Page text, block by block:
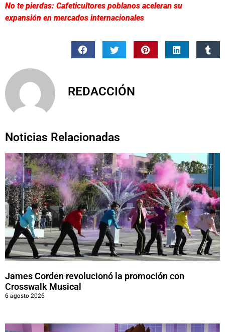
No te pierdas: Cafeticultores poblanos aceleran su
expansión en mercados internacionales
REDACCIÓN
Noticias Relacionadas
James Corden revolucionó la promoción con
Crosswalk Musical
6 agosto 2026